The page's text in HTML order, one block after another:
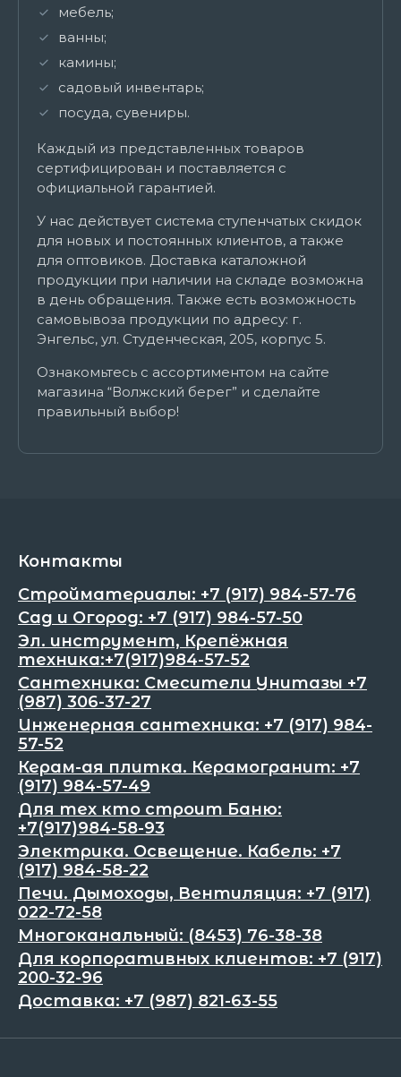
мебель;
ванны;
камины;
садовый инвентарь;
посуда, сувениры.
Каждый из представленных товаров
сертифицирован и поставляется с
официальной гарантией.
У нас действует система ступенчатых скидок
для новых и постоянных клиентов, а также
для оптовиков. Доставка каталожной
продукции при наличии на складе возможна
в день обращения. Также есть возможность
самовывоза продукции по адресу: г.
Энгельс, ул. Студенческая, 205, корпус 5.
Ознакомьтесь с ассортиментом на сайте
магазина “Волжский берег” и сделайте
правильный выбор!
Контакты
Стройматериалы: +7 (917) 984-57-76
Сад и Огород: +7 (917) 984-57-50
Эл. инструмент, Крепёжная
техника:+7(917)984-57-52
Сантехника: Смесители Унитазы +7
(987) 306-37-27
Инженерная сантехника: +7 (917) 984-
57-52
Керам-ая плитка. Керамогранит: +7
(917) 984-57-49
Для тех кто строит Баню:
+7(917)984-58-93
Электрика. Освещение. Кабель: +7
(917) 984-58-22
Печи. Дымоходы, Вентиляция: +7 (917)
022-72-58
Многоканальный: (8453) 76-38-38
Для корпоративных клиентов: +7 (917)
200-32-96
Доставка: +7 (987) 821-63-55